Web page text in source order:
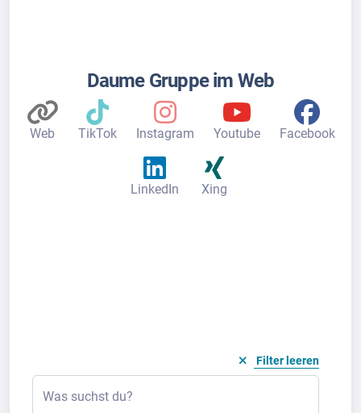
Daume Gruppe im Web
Web TikTok Instagram Youtube Facebook
LinkedIn Xing
Filter leeren
Was suchst du?